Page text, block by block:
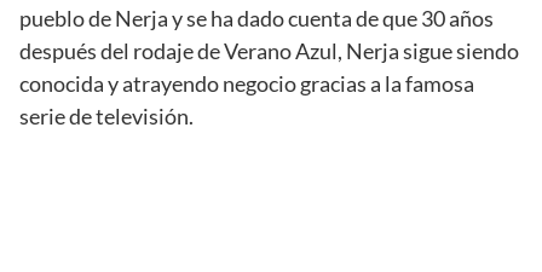
pueblo de Nerja y se ha dado cuenta de que 30 años
después del rodaje de Verano Azul, Nerja sigue siendo
conocida y atrayendo negocio gracias a la famosa
serie de televisión.